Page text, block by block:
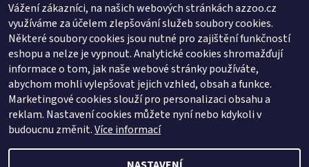
Buďte první, kdo napíše příspěvek k této položce.
Přidat komentář
Buďte první, kdo napíše příspěvek k této položce.
Přidat hodnocení
Zboží.cz | Heureka.cz
Vážení zákazníci, na našich webových stránkách azzoo.cz
využíváme za účelem zlepšování služeb soubory cookies.
Některé soubory cookies jsou nutné pro zajištění funkčností
eshopu a nelze je vypnout. Analytické cookies shromažďují
informace o tom, jak naše webové stránky používáte,
abychom mohli vylepšovat jejich vzhled, obsah a funkce.
Marketingové cookies slouží pro personalizaci obsahu a
reklam. Nastavení cookies můžete nyní nebo kdykoli v
budoucnu změnit.Více informací